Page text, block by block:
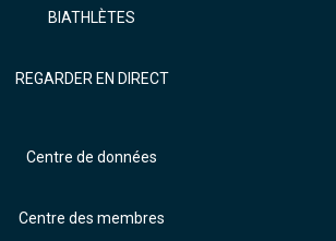
BIATHLÈTES
REGARDER EN DIRECT
Centre de données
Centre des membres